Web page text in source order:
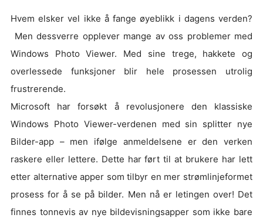
Hvem elsker vel ikke å fange øyeblikk i dagens verden?
Men dessverre opplever mange av oss problemer med
Windows Photo Viewer. Med sine trege, hakkete og
overlessede funksjoner blir hele prosessen utrolig
frustrerende.
Microsoft har forsøkt å revolusjonere den klassiske
Windows Photo Viewer-verdenen med sin splitter nye
Bilder-app – men ifølge anmeldelsene er den verken
raskere eller lettere. Dette har ført til at brukere har lett
etter alternative apper som tilbyr en mer strømlinjeformet
prosess for å se på bilder. Men nå er letingen over! Det
finnes tonnevis av nye bildevisningsapper som ikke bare